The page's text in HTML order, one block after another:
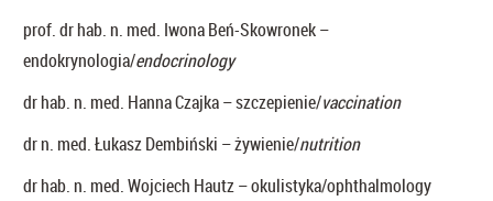
prof. dr hab. n. med. Iwona Beń-Skowronek –
endokrynologia/endocrinology
dr hab. n. med. Hanna Czajka – szczepienie/vaccination
dr n. med. Łukasz Dembiński – żywienie/nutrition
dr hab. n. med. Wojciech Hautz ­– okulistyka/ophthalmology